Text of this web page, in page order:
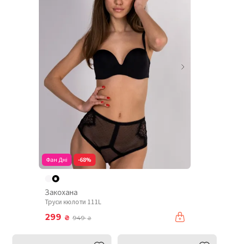
Фан Дні -68%
Закохана
Труси кюлоти 111L
299 ₴ 949₴